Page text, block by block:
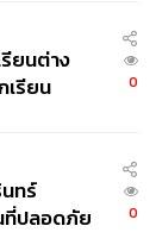
ยนต่าง
เรียน
0
ทร์
ที่ปลอดภัย
0